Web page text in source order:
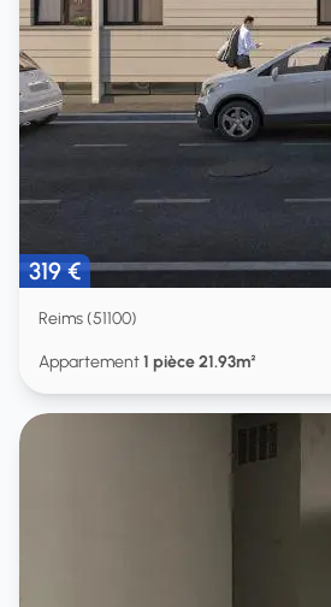
319 €
Reims (51100)
Appartement1 pièce 21.93m²